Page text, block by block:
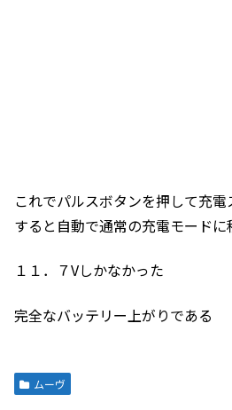
これでパルスボタンを押して充
すると自動で通常の充電モード
１１．７Vしかなかった
完全なバッテリー上がりである
ムーヴ